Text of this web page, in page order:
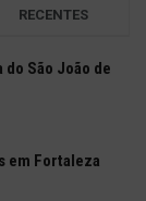
RECENTES
São João de
em Fortaleza